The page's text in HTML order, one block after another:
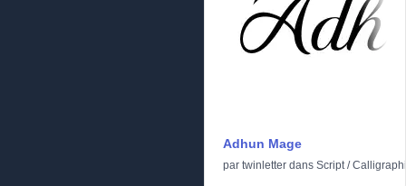
Adhun Mage
par twinletter dans Script/